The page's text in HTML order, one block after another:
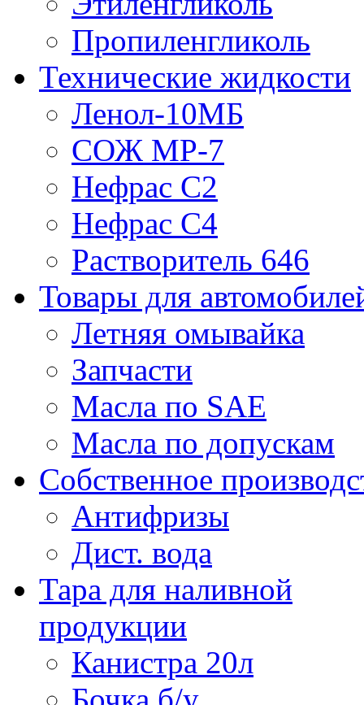
Пропиленгликоль
Технические жидкости
Ленол-10МБ
СОЖ МР-7
Нефрас С2
Нефрас С4
Растворитель 646
Товары для
Летняя омывайка
Запчасти
Масла по SAE
Масла по допускам
Собственное
Антифризы
Дист. вода
Тара для наливной
продукции
Канистра 20л